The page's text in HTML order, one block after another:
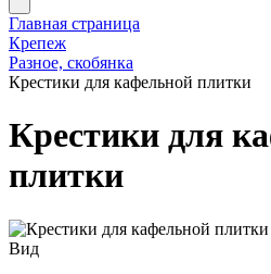
Главная страница
Крепеж
Разное, скобянка
Крестики для кафельной плитки
Крестики для
плитки
Вид